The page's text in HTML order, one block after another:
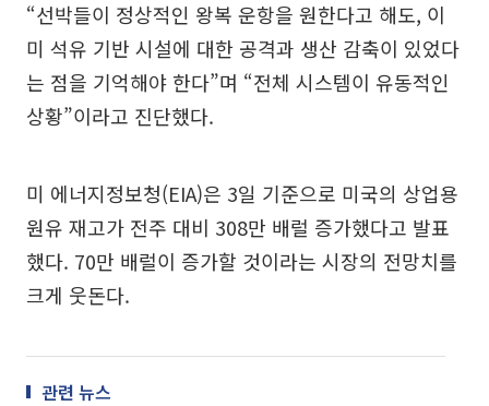
“선박들이 정상적인 왕복 운항을 원한다고 해도, 이
미 석유 기반 시설에 대한 공격과 생산 감축이 있었다
는 점을 기억해야 한다”며 “전체 시스템이 유동적인
상황”이라고 진단했다.
미 에너지정보청(EIA)은 3일 기준으로 미국의 상업용
원유 재고가 전주 대비 308만 배럴 증가했다고 발표
했다. 70만 배럴이 증가할 것이라는 시장의 전망치를
크게 웃돈다.
관련 뉴스